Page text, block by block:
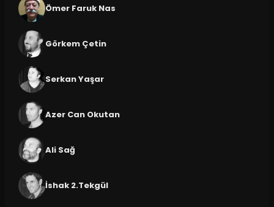
Ömer Faruk Nas
Görkem Çetin
Serkan Yaşar
Azer Can Okutan
Ali Sağ
İshak 2.Tekgül